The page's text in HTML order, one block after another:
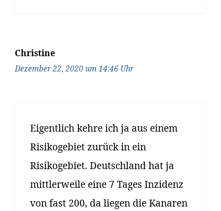
Christine
Dezember 22, 2020 um 14:46 Uhr
Eigentlich kehre ich ja aus einem
Risikogebiet zurück in ein
Risikogebiet. Deutschland hat ja
mittlerweile eine 7 Tages Inzidenz
von fast 200, da liegen die Kanaren